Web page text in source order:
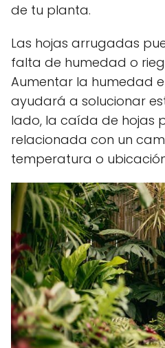
de tu planta.
Las hojas arrugadas
falta de humedad o
Aumentar la humedad
ayudará a solucionar
lado, la caída de hojas
relacionada con un
temperatura o